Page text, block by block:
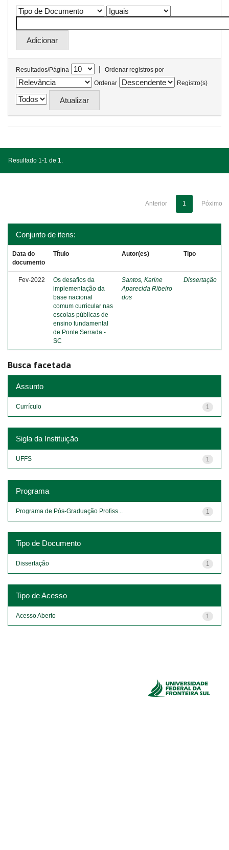
Resultados/Página |
Ordenar registros por
Ordenar
Registro(s)
Resultado 1-1 de 1.
Anterior 1 Póximo
Conjunto de itens:
Data do
documento
Título Autor(es) Tipo
Fev-2022
Os desafios da
implementação da
base nacional
comum curricular nas
escolas públicas de
ensino fundamental
de Ponte Serrada -
SC
Santos, Karine
Aparecida Ribeiro
dos
Dissertação
Busca facetada
Assunto
1
Currículo
Sigla da Instituição
1
UFFS
Programa
1
Programa de Pós-Graduação Profiss...
Tipo de Documento
1
Dissertação
Tipo de Acesso
1
Acesso Aberto